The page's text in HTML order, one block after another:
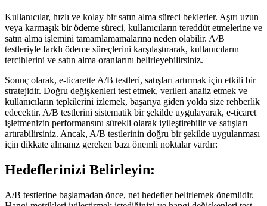
Kullanıcılar, hızlı ve kolay bir satın alma süreci beklerler. Aşırı uzun
veya karmaşık bir ödeme süreci, kullanıcıların tereddüt etmelerine ve
satın alma işlemini tamamlamamalarına neden olabilir. A/B
testleriyle farklı ödeme süreçlerini karşılaştırarak, kullanıcıların
tercihlerini ve satın alma oranlarını belirleyebilirsiniz.
Sonuç olarak, e-ticarette A/B testleri, satışları artırmak için etkili bir
stratejidir. Doğru değişkenleri test etmek, verileri analiz etmek ve
kullanıcıların tepkilerini izlemek, başarıya giden yolda size rehberlik
edecektir. A/B testlerini sistematik bir şekilde uygulayarak, e-ticaret
işletmenizin performansını sürekli olarak iyileştirebilir ve satışları
artırabilirsiniz. Ancak, A/B testlerinin doğru bir şekilde uygulanması
için dikkate almanız gereken bazı önemli noktalar vardır:
Hedeflerinizi Belirleyin:
A/B testlerine başlamadan önce, net hedefler belirlemek önemlidir.